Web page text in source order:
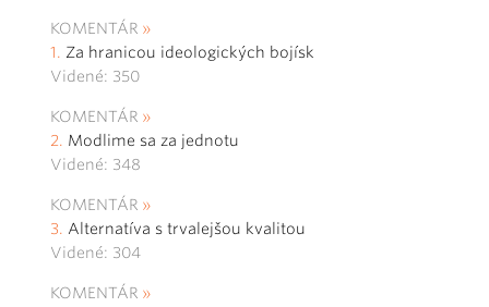
KOMENTÁR
Za hranicou ideologických bojísk
Videné: 350
KOMENTÁR
Modlime sa za jednotu
Videné: 348
KOMENTÁR
Alternatíva s trvalejšou kvalitou
Videné: 304
KOMENTÁR